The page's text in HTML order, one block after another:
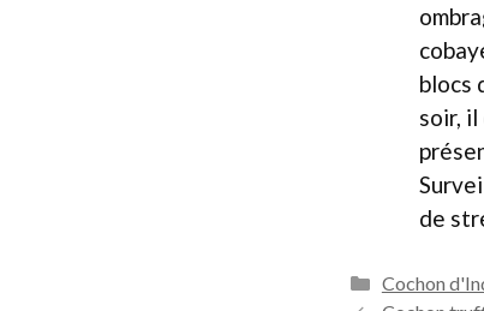
blocs
soir,
de
Catégories
Cochon